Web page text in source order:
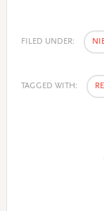
FILED UNDER:
TAGGED WITH: